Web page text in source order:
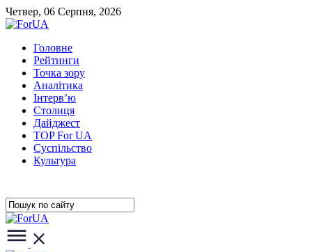
Четвер, 06 Серпня, 2026
Головне
Рейтинги
Точка зору
Аналітика
Інтерв’ю
Столиця
Дайджест
TOP For UA
Суспiльство
Культура